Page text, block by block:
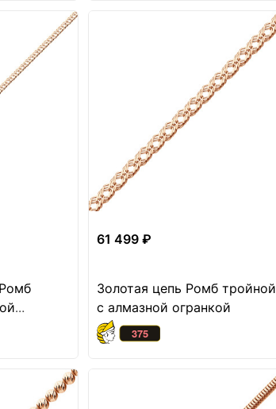
61 499 ₽
Золотая цепь Ромб тройной
с алмазной огранкой